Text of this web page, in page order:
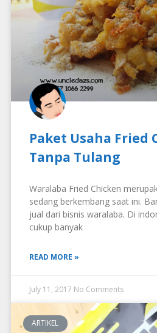
Paket Usaha Fried
Tanpa Tulang
Waralaba Fried Chicken
sedang berkembang saat ini.
jual dari bisnis waralaba. Di
cukup banyak
READ MORE »
July 11, 2017 No Comments
ARTIKEL